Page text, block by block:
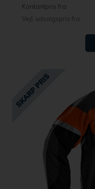
Kontantpris fra
Vejl. udsalgspris fra